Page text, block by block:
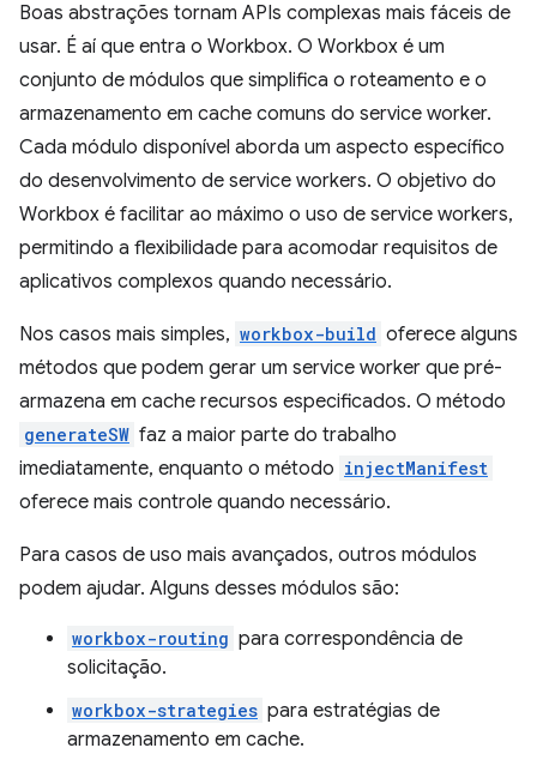
Boas abstrações tornam APIs complexas mais fáceis de
usar. É aí que entra o Workbox. O Workbox é um
conjunto de módulos que simplifica o roteamento e o
armazenamento em cache comuns do service worker.
Cada módulo disponível aborda um aspecto específico
do desenvolvimento de service workers. O objetivo do
Workbox é facilitar ao máximo o uso de service workers,
permitindo a flexibilidade para acomodar requisitos de
aplicativos complexos quando necessário.
Nos casos mais simples, workbox-build oferece alguns
métodos que podem gerar um service worker que pré-
armazena em cache recursos especificados. O método
generateSW faz a maior parte do trabalho
imediatamente, enquanto o método injectManifest
oferece mais controle quando necessário.
Para casos de uso mais avançados, outros módulos
podem ajudar. Alguns desses módulos são:
workbox-routing para correspondência de
solicitação.
workbox-strategies para estratégias de
armazenamento em cache.